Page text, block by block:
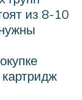
из 8-10